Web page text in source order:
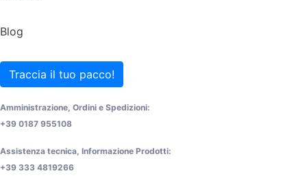
Blog
Traccia il tuo pacco!
Amministrazione, Ordini e Spedizioni:
+39 0187 955108
Assistenza tecnica, Informazione Prodotti:
+39 333 4819266